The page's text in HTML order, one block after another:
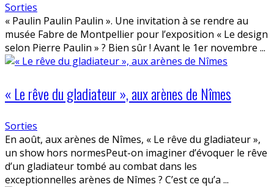
Sorties
« Paulin Paulin Paulin ». Une invitation à se rendre au
musée Fabre de Montpellier pour l’exposition « Le design
selon Pierre Paulin » ? Bien sûr ! Avant le 1er novembre ...
« Le rêve du gladiateur », aux arènes de Nîmes
Sorties
En août, aux arènes de Nîmes, « Le rêve du gladiateur »,
un show hors normesPeut-on imaginer d’évoquer le rêve
d’un gladiateur tombé au combat dans les
exceptionnelles arènes de Nîmes ? C’est ce qu’a ...